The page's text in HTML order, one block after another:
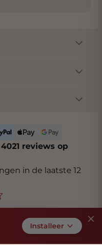
reviews op
in de laatste 12
Privacybeleid
Installeer